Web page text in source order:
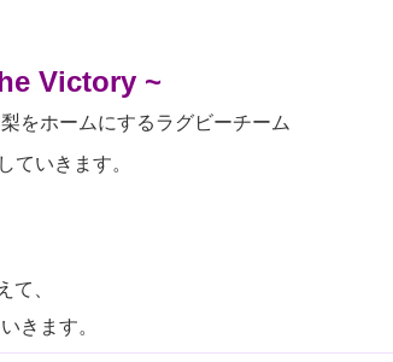
Victory ~
をホームにするラグビーチーム
ていきます。
て、
きます。